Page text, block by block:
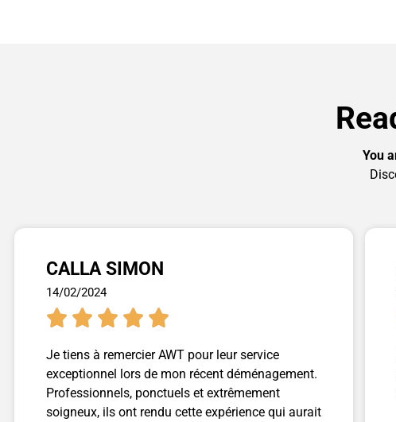
You
CALLA SIMON
14/02/2024
    
Je tiens à remercier AWT pour leur service
exceptionnel lors de mon récent déménagement.
Professionnels, ponctuels et extrêmement
soigneux, ils ont rendu cette expérience qui aurait